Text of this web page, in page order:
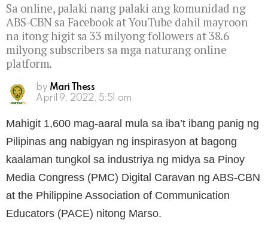
Sa online, palaki nang palaki ang komunidad ng
ABS-CBN sa Facebook at YouTube dahil mayroon
na itong higit sa 33 milyong followers at 38.6
milyong subscribers sa mga naturang online
platform.
by Mari Thess
April 9, 2022, 5:51 am
Mahigit 1,600 mag-aaral mula sa iba’t ibang panig ng
Pilipinas ang nabigyan ng inspirasyon at bagong
kaalaman tungkol sa industriya ng midya sa Pinoy
Media Congress (PMC) Digital Caravan ng ABS-CBN
at the Philippine Association of Communication
Educators (PACE) nitong Marso.